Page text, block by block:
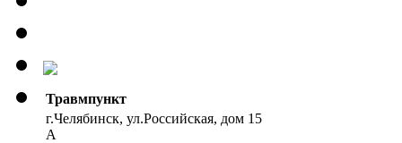
Травмпункт
г.Челябинск, ул.Российская, дом 15
А